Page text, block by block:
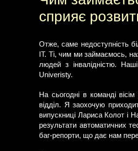
сприяє
Отже, саме недоступність
IT. Ті, чим ми займаємось,
людей з інвалідністю.
Univeristy.
На сьогодні в команді
відділ. Я заохочую
випускниці Лариса Колот і
результати автоматичних
баг-репорти, що дає нам